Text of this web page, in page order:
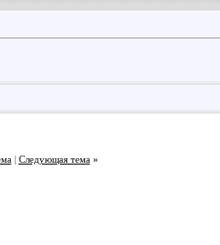
| Следующая тема »